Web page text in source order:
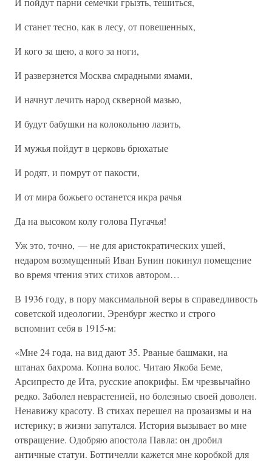
И станет тесно, как в лесу, от повешенных,
И кого за шею, а кого за ноги,
И разверзнется Москва смрадными ямами,
И начнут лечить народ скверной мазью,
И будут бабушки на колокольню лазить,
И мужья пойдут в церковь брюхатые
И родят, и помрут от пакости,
И от мира божьего останется икра рачья
Да на высоком колу голова Пугачья!
Уж это, точно, — не для аристократических ушей,
недаром возмущенный Иван Бунин покинул помещение
во время чтения этих стихов автором…
В 1936 году, в пору максимальной веры в справедливость
советской идеологии, Эренбург жестко и строго
вспомнит себя в 1915-м:
«Мне 24 года, на вид дают 35. Рваные башмаки, на
штанах бахрома. Копна волос. Читаю Якоба Беме,
Арсипресто де Ита, русские апокрифы. Ем чрезвычайно
редко. Заболел неврастенией, но болезнью своей доволен.
Ненавижу красоту. В стихах перешел на прозаизмы и на
истерику; в жизни запутался. История вызывает во мне
отвращение. Одобряю апостола Павла: он дробил
античные статуи. Боттичелли кажется мне коробкой для